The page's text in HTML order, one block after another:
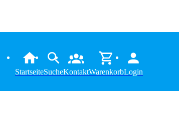
StartseiteSucheKontaktWarenkorbLogin